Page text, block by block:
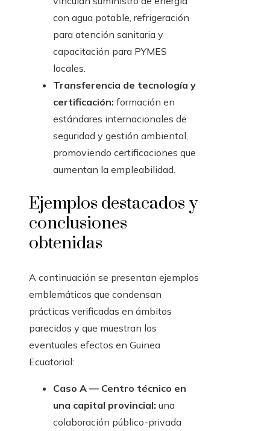
con agua potable, refrigeración
para atención sanitaria y
capacitación para PYMES
locales.
Transferencia de tecnología y
certificación: formación en
estándares internacionales de
seguridad y gestión ambiental,
promoviendo certificaciones que
aumentan la empleabilidad.
Ejemplos destacados y
conclusiones
obtenidas
A continuación se presentan ejemplos
emblemáticos que condensan
prácticas verificadas en ámbitos
parecidos y que muestran los
eventuales efectos en Guinea
Ecuatorial:
Caso A — Centro técnico en
una capital provincial: una
colaboración público-privada